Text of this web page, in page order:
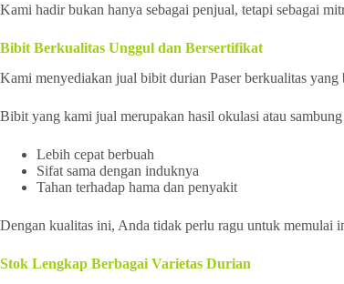
Kami hadir bukan hanya sebagai penjual, tetapi sebagai
Bibit Berkualitas Unggul dan Bersertifikat
Kami menyediakan jual bibit durian Paser berkualitas
Bibit yang kami jual merupakan hasil okulasi atau
Lebih cepat berbuah
Sifat sama dengan induknya
Tahan terhadap hama dan penyakit
Dengan kualitas ini, Anda tidak perlu ragu untuk memulai
Stok Lengkap Berbagai Varietas Durian